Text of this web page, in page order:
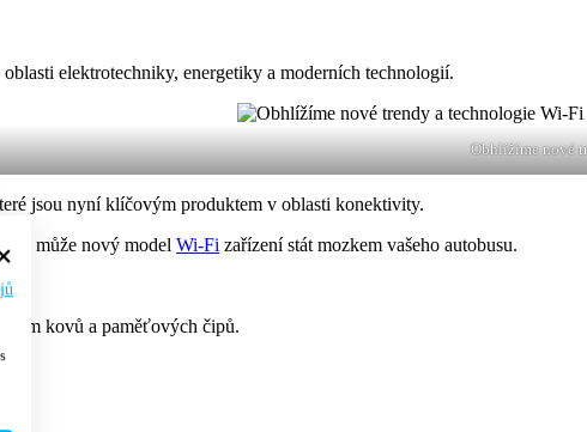
oblasti elektrotechniky, energetiky a moderních technologií.
Obhlížíme nové
jsou nyní klíčovým produktem v oblasti konektivity.
se může nový model Wi-Fi zařízení stát mozkem vašeho autobusu.
kovů a paměťových čipů.